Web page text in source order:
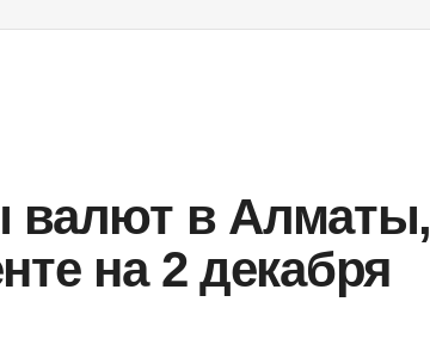
валют в Алматы,
на 2 декабря